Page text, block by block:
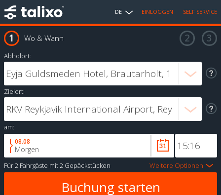
DE EINLOGGEN SELF SERVICE
Wo & Wann
Abholort:
Zielort:
am:
08.08
Morgen
Für2 Fahrgäste mit2 Gepäckstücken Weitere Optionen